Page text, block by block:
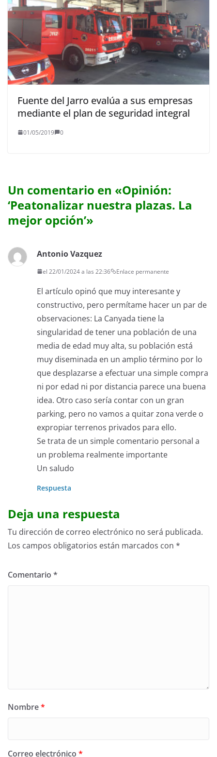
Fuente del Jarro evalúa a sus empresas
mediante el plan de seguridad integral
01/05/2019 0
Un comentario en «Opinión:
‘Peatonalizar nuestra plazas. La
mejor opción’»
Antonio Vazquez
el 22/01/2024 a las 22:36 Enlace permanente
El artículo opinó que muy interesante y
constructivo, pero permítame hacer un par de
observaciones: La Canyada tiene la
singularidad de tener una población de una
media de edad muy alta, su población está
muy diseminada en un amplio término por lo
que desplazarse a efectuar una simple compra
ni por edad ni por distancia parece una buena
idea. Otro caso sería contar con un gran
parking, pero no vamos a quitar zona verde o
expropiar terrenos privados para ello.
Se trata de un simple comentario personal a
un problema realmente importante
Un saludo
Respuesta
Deja una respuesta
Tu dirección de correo electrónico no será publicada.
Los campos obligatorios están marcados con *
Comentario *
Nombre*
Correo electrónico *